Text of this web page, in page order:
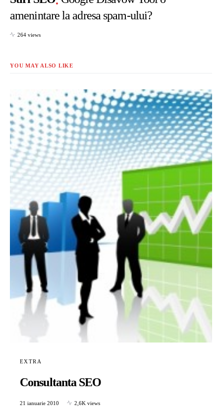
amenintare la adresa spam-ului?
264 views
YOU MAY ALSO LIKE
EXTRA
Consultanta SEO
21 ianuarie 2010 2,6K views